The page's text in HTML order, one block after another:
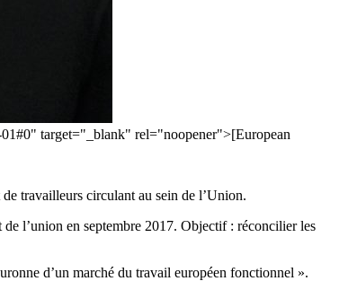
target="_blank" rel="noopener">[European
travailleurs circulant au sein de l’Union.
l’union en septembre 2017. Objectif : réconcilier les
d’un marché du travail européen fonctionnel ».